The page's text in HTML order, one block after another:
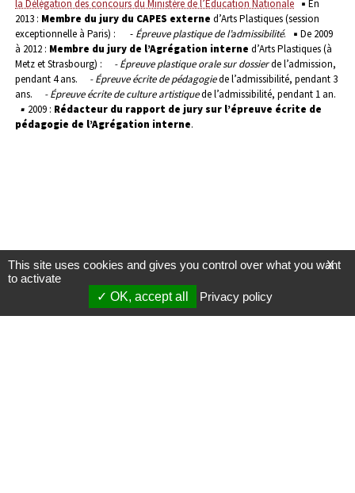
la Délégation des concours du Ministère de l’Éducation Nationale ▪ En
2013 : Membre du jury du CAPES externe d’Arts Plastiques (session
exceptionnelle à Paris) :
- Épreuve plastique de l’admissibilité. ▪ De 2009
à 2012 : Membre du jury de l’Agrégation interne d’Arts Plastiques (à
Metz et Strasbourg) :
- Épreuve plastique orale sur dossierde l’admission,
pendant 4 ans.
- Épreuve écrite de pédagogiede l’admissibilité, pendant 3
ans.
- Épreuve écrite de culture artistiquede l’admissibilité, pendant 1 an.
▪ 2009 : Rédacteur du rapport de jurysur l’épreuve écrite de
pédagogie de l’Agrégation interne.
X
This site uses cookies and gives you control over what you want
to activate
OK, accept all
Privacy policy